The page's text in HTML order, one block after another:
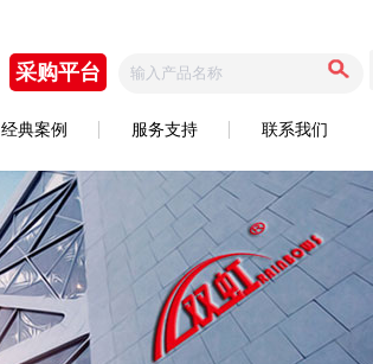
采购平台
经典案例 服务支持 联系我们